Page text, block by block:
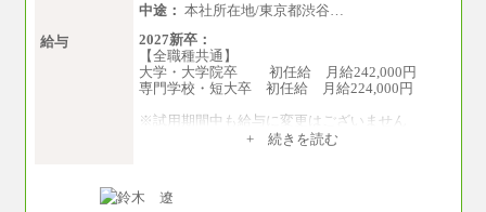
中途： 本社所在地/東京都渋谷…
給与
2027新卒：
【全職種共通】
大学・大学院卒 初任給 月給242,000円
専門学校・短大卒 初任給 月給224,000円
※試用期間中も給与に変更はございません
最終学歴に応じ、上記新卒給与（高卒の場合
+ 続きを読む